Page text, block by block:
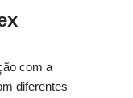
com a
diferentes